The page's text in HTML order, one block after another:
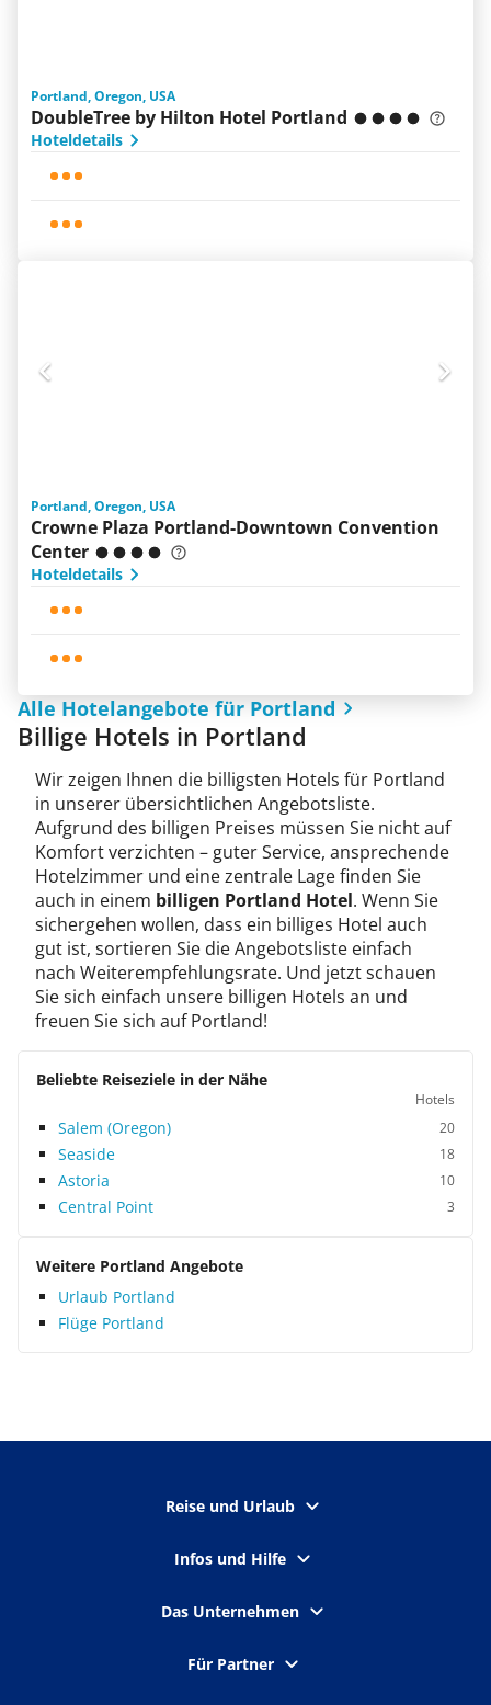
Portland, Oregon, USA
DoubleTree by Hilton Hotel Portland
Hoteldetails
Portland, Oregon, USA
Crowne Plaza Portland-Downtown Convention
Center
Hoteldetails
Alle Hotelangebote für Portland
Billige Hotels in Portland
Wir zeigen Ihnen die billigsten Hotels für Portland
in unserer übersichtlichen Angebotsliste.
Aufgrund des billigen Preises müssen Sie nicht auf
Komfort verzichten – guter Service, ansprechende
Hotelzimmer und eine zentrale Lage finden Sie
auch in einem billigen Portland Hotel. Wenn Sie
sichergehen wollen, dass ein billiges Hotel auch
gut ist, sortieren Sie die Angebotsliste einfach
nach Weiterempfehlungsrate. Und jetzt schauen
Sie sich einfach unsere billigen Hotels an und
freuen Sie sich auf Portland!
Beliebte Reiseziele in der Nähe
Hotels
Salem (Oregon) 20
Seaside 18
Astoria 10
Central Point 3
Weitere Portland Angebote
Urlaub Portland
Flüge Portland
Reise und Urlaub
Infos und Hilfe
Das Unternehmen
Für Partner